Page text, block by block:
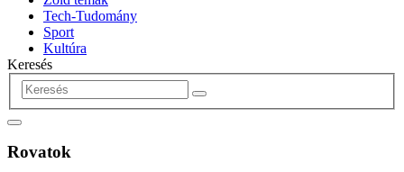
Tech-Tudomány
Sport
Kultúra
Keresés
Rovatok